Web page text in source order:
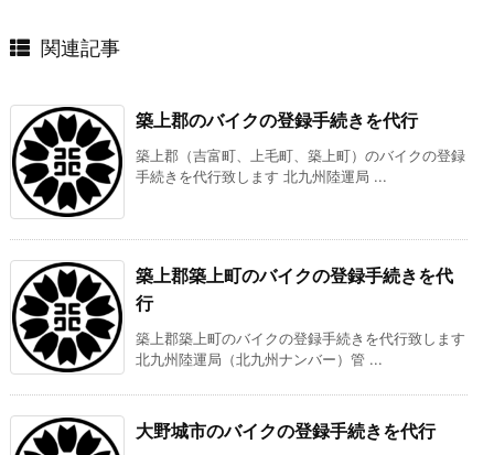
関連記事
築上郡のバイクの登録手続きを代行
築上郡（吉富町、上毛町、築上町）のバイクの登録
手続きを代行致します 北九州陸運局 ...
築上郡築上町のバイクの登録手続きを代
行
築上郡築上町のバイクの登録手続きを代行致します
北九州陸運局（北九州ナンバー）管 ...
大野城市のバイクの登録手続きを代行